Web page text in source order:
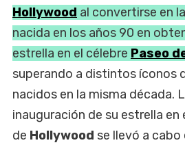
Hollywood al convertirse en
nacida en los años 90 en
estrella en el célebre Paseo
superando a distintos íconos
nacidos en la misma década.
inauguración de su estrella en
de Hollywood se llevó a